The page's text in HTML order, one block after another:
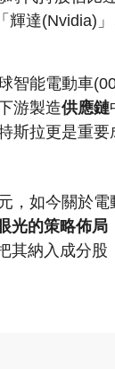
輝達(Nvidia)
智能電動車
游製造供應鏈
斯拉更是重
，如今關於電
光的策略佈局
其納入成分